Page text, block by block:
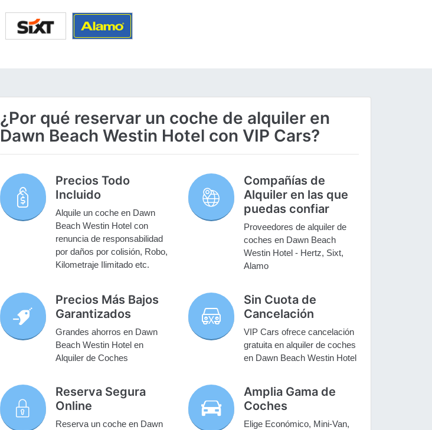
¿Por qué reservar un coche de alquiler en
Dawn Beach Westin Hotel con VIP Cars?
Precios Todo
Incluido
Alquile un coche en Dawn
Beach Westin Hotel con
renuncia de responsabilidad
por daños por colisión, Robo,
Kilometraje Ilimitado etc.
Compañías de
Alquiler en las que
puedas confiar
Proveedores de alquiler de
coches en Dawn Beach
Westin Hotel - Hertz, Sixt,
Alamo
Precios Más Bajos
Garantizados
Grandes ahorros en Dawn
Beach Westin Hotel en
Alquiler de Coches
Sin Cuota de
Cancelación
VIP Cars ofrece cancelación
gratuita en alquiler de coches
en Dawn Beach Westin Hotel
Reserva Segura
Online
Reserva un coche en Dawn
Amplia Gama de
Coches
Elige Económico, Mini-Van,